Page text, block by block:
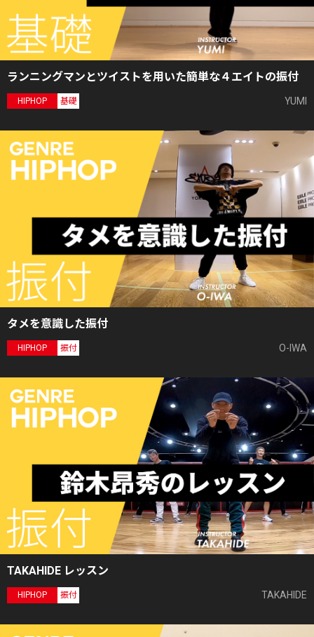
ランニングマンとツイストを用いた簡単な４エイトの振付
HIPHOP 基礎 YUMI
タメを意識した振付
HIPHOP 振付 O-IWA
TAKAHIDE レッスン
HIPHOP 振付 TAKAHIDE